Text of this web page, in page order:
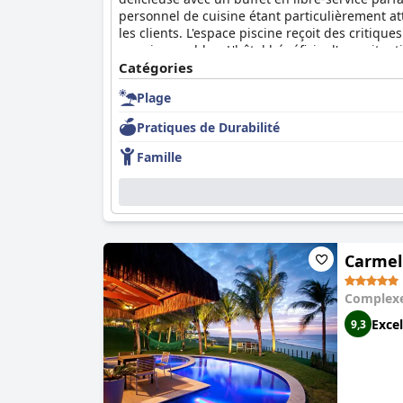
personnel de cuisine étant particulièrement
les clients. L'espace piscine reçoit des
vues incroyables. L'hôtel bénéficie d'une
place. Si certains clients ont signalé des lits
des chambres spacieuses et confortables,
à la recherche d'un séjour propre et
Catégories
Plage
Pratiques de Durabilité
Famille
9,3